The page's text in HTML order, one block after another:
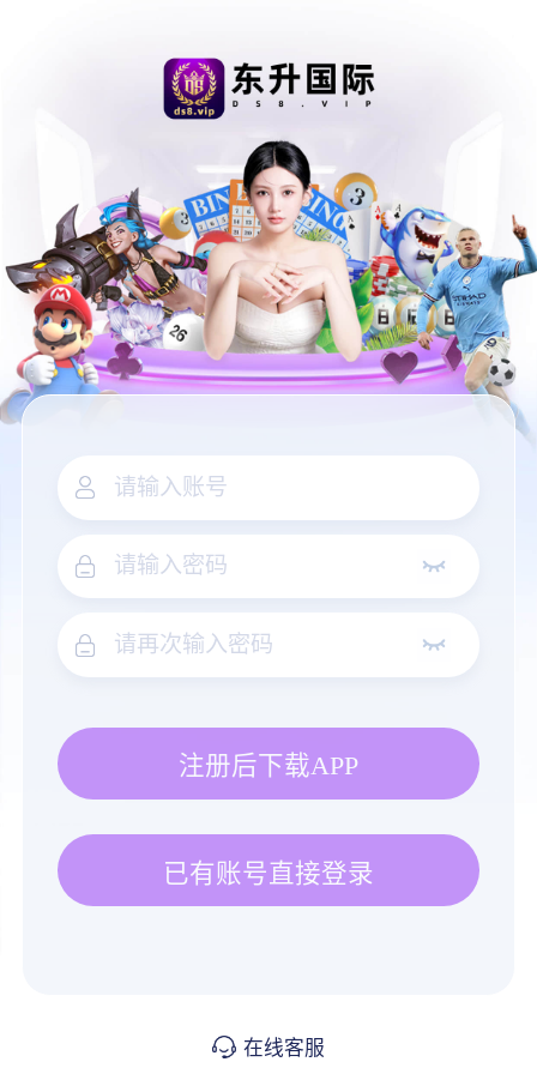
注册后下载APP
已有账号直接登录
在线客服